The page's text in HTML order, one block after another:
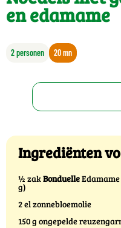
en edamame
2 personen 20 mn
Ingrediënten
½ zakBonduelle
g)
2 el zonnebloemolie
150 g ongepelde